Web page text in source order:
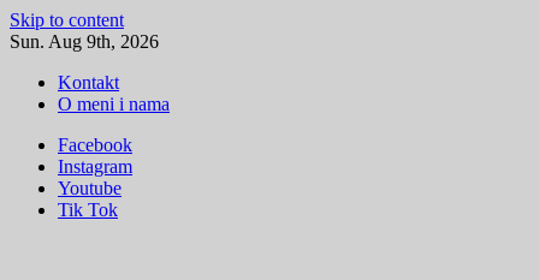
Skip to content
Sun. Aug 9th, 2026
Kontakt
O meni i nama
Facebook
Instagram
Youtube
Tik Tok